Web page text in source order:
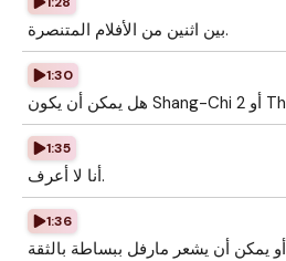
بين اثنين من الأفلام المتنصرة.
1:30
1:35
أنا لا أعرف.
1:36
أو يمكن أن يشعر مارفل ببساطة بالثقة